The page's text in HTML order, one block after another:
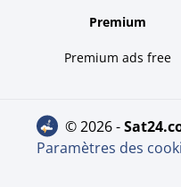
Premium
Premium ads free
© 2026 -
Paramètres des